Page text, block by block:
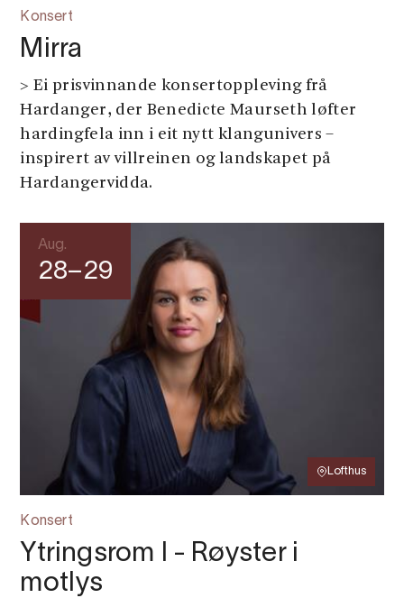
Konsert
Mirra
> Ei prisvinnande konsertoppleving frå
Hardanger, der Benedicte Maurseth løfter
hardingfela inn i eit nytt klangunivers –
inspirert av villreinen og landskapet på
Hardangervidda.
Aug.
28–29
Lofthus
Konsert
Ytringsrom I - Røyster i
motlys